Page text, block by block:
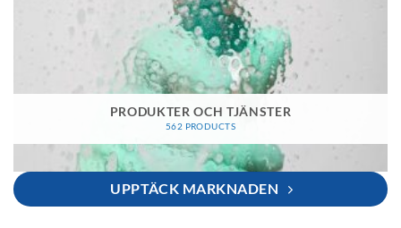
PRODUKTER OCH TJÄNSTER
562 PRODUCTS
UPPTÄCK MARKNADEN